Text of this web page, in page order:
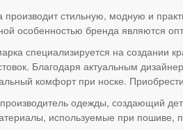
стильную, модную и
особенностью бренда являются
специализируется на создании
Благодаря актуальным
комфорт при носке.
одежды, создающий
используемые при пошиве,